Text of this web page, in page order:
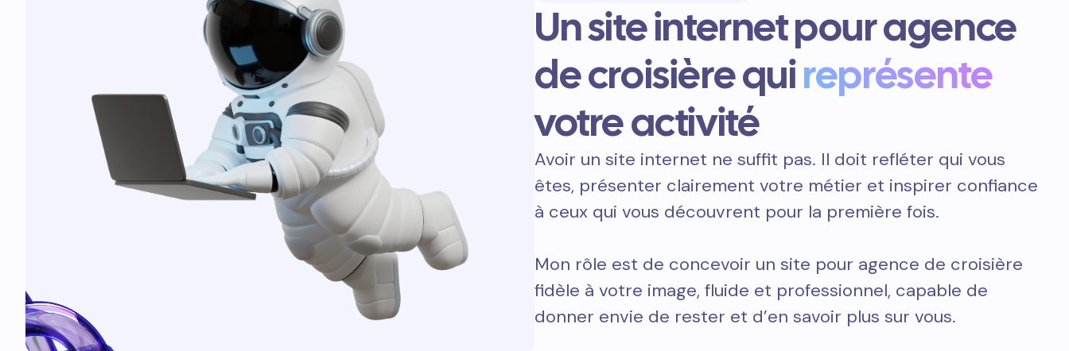
Un site internet pour agence
de croisière quireprésente
votre activité
Avoir un site internet ne suffit pas. Il doit refléter qui vous
êtes, présenter clairement votre métier et inspirer confiance
à ceux qui vous découvrent pour la première fois.
Mon rôle est de concevoir un site pour agence de croisière
fidèle à votre image, fluide et professionnel, capable de
donner envie de rester et d’en savoir plus sur vous.